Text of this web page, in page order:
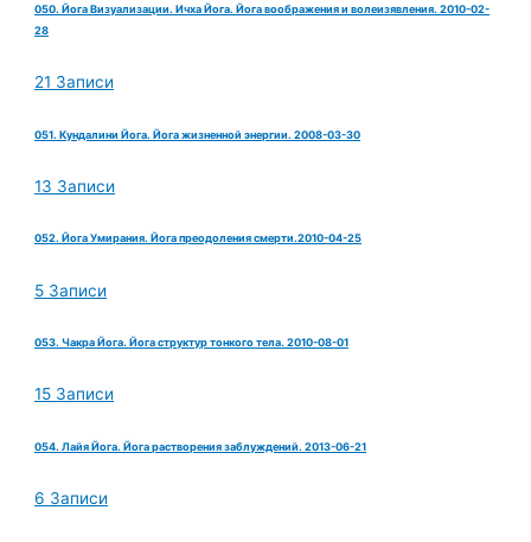
050. Йога Визуализации. Ичха Йога. Йога воображения и волеизявления. 2010-02-
28
21 Записи
051. Кундалини Йога. Йога жизненной энергии. 2008-03-30
13 Записи
052. Йога Умирания. Йога преодоления смерти.2010-04-25
5 Записи
053. Чакра Йога. Йога структур тонкого тела. 2010-08-01
15 Записи
054. Лайя Йога. Йога растворения заблуждений. 2013-06-21
6 Записи